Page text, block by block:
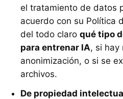
el tratamiento de datos
acuerdo con su Política
del todo claro qué tipo
para entrenar IA, si hay
anonimización, o si se
archivos.
De propiedad